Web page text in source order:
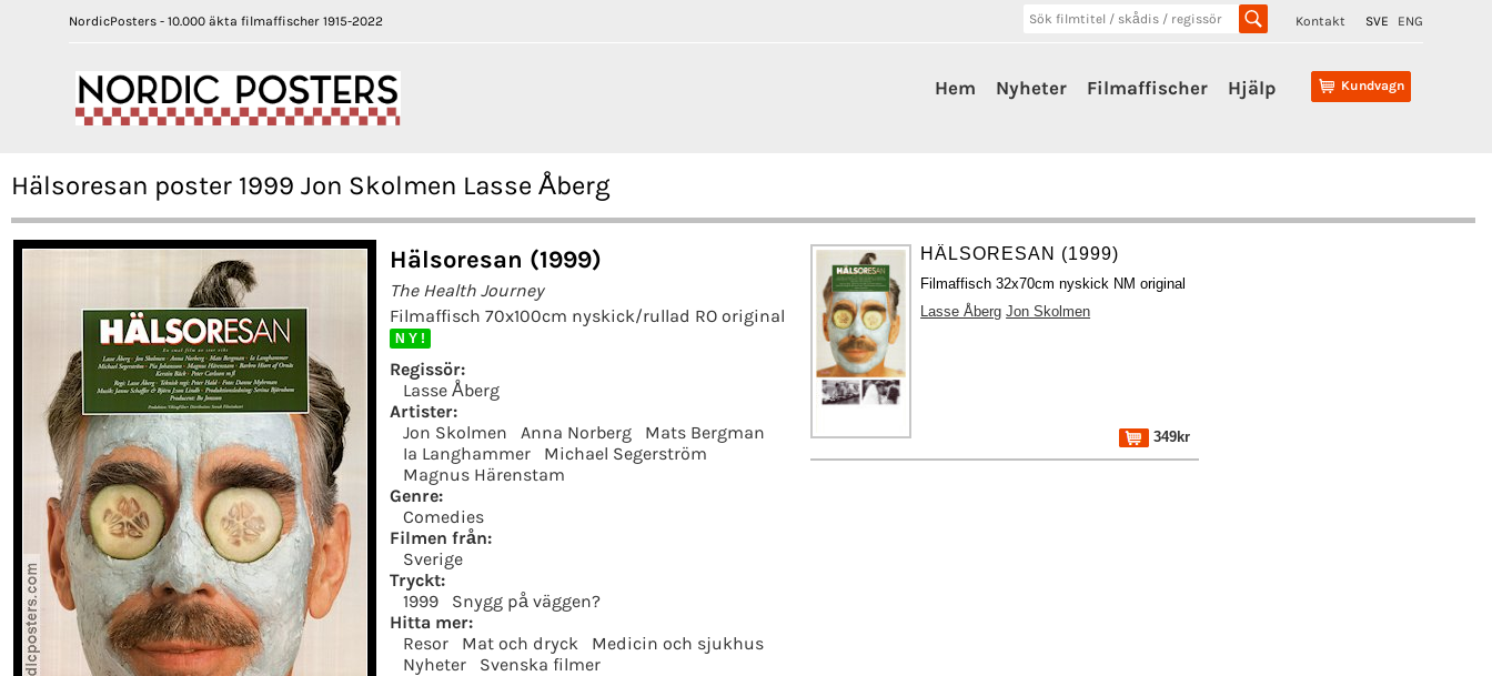
NordicPosters - 10.000 äkta filmaffischer 1915-2022 Kontakt SVE ENG
Kundvagn
Hem Nyheter Filmaffischer Hjälp
Hälsoresan poster 1999 Jon Skolmen Lasse Åberg
Hälsoresan (1999)
The Health Journey
Filmaffisch 70x100cm nyskick/rullad RO original
N Y !
Regissör:
Lasse Åberg
Artister:
Jon Skolmen
Anna Norberg
Mats Bergman
Ia Langhammer
Michael Segerström
Magnus Härenstam
Genre:
Comedies
Filmen från:
Sverige
Tryckt:
1999
Snygg på väggen?
Hitta mer:
Resor
Mat och dryck
Medicin och sjukhus
Nyheter
Svenska filmer
HÄLSORESAN (1999)
Filmaffisch 32x70cm nyskick NM original
Lasse Åberg Jon Skolmen
349kr